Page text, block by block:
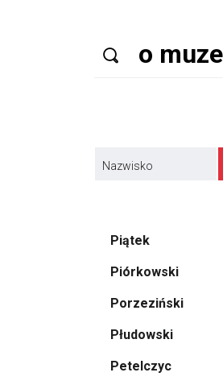
Nazwisko
Piątek
Piórkowski
Porzeziński
Płudowski
Petelczyc